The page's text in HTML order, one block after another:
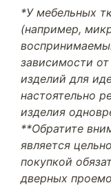
*У мебельных
(например,
зависимости
изделий для
настоятельно
изделия
**Обратите
является
покупкой
дверных